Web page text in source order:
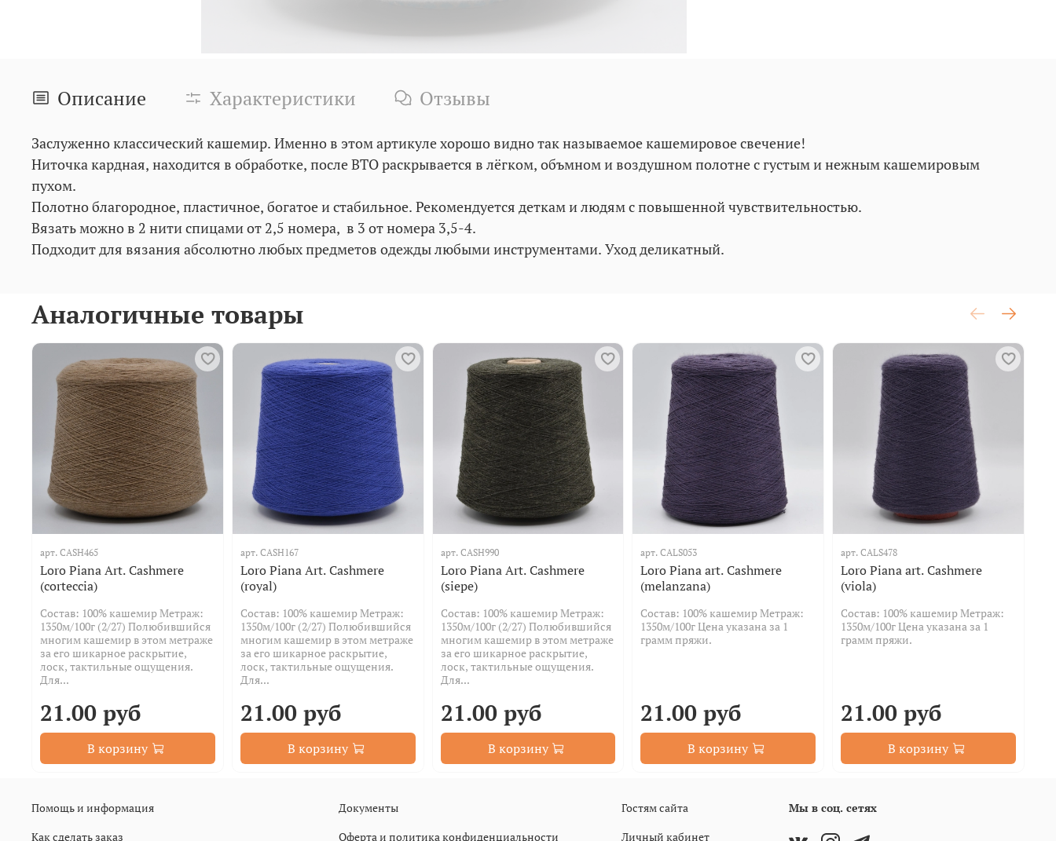
Описание Характеристики Отзывы
Заслуженно классический кашемир. Именно в этом артикуле хорошо видно так называемое кашемировое свечение!
Ниточка кардная, находится в обработке, после ВТО раскрывается в лёгком, объмном и воздушном полотне с густым и нежным кашемировым
пухом.
Полотно благородное, пластичное, богатое и стабильное. Рекомендуется деткам и людям с повышенной чувствительностью.
Вязать можно в 2 нити спицами от 2,5 номера, в 3 от номера 3,5-4.
Подходит для вязания абсолютно любых предметов одежды любыми инструментами. Уход деликатный.
Аналогичные товары
арт. CASH465
Loro Piana Art. Cashmere
(corteccia)
Состав: 100% кашемир Метраж:
1350м/100г (2/27) Полюбившийся
многим кашемир в этом метраже
за его шикарное раскрытие,
лоск, тактильные ощущения.
Для...
21.00 руб
В корзину
арт. CASH167
Loro Piana Art. Cashmere
(royal)
Состав: 100% кашемир Метраж:
1350м/100г (2/27) Полюбившийся
многим кашемир в этом метраже
за его шикарное раскрытие,
лоск, тактильные ощущения.
Для...
21.00 руб
В корзину
арт. CASH990
Loro Piana Art. Cashmere
(siepe)
Состав: 100% кашемир Метраж:
1350м/100г (2/27) Полюбившийся
многим кашемир в этом метраже
за его шикарное раскрытие,
лоск, тактильные ощущения.
Для...
21.00 руб
В корзину
арт.CALS053
Loro Piana art. Cashmere
(melanzana)
Состав: 100% кашемир Метраж:
1350м/100г Цена указана за 1
грамм пряжи.
21.00 руб
В корзину
арт.CALS478
Loro Piana art. Cashmere
(viola)
Состав: 100% кашемир Метраж:
1350м/100г Цена указана за 1
грамм пряжи.
21.00 руб
В корзину
Помощь и информация
Как сделать заказ
Документы
Оферта и политика конфиденциальности
Гостям сайта
Личный кабинет
Мы в соц. сетях